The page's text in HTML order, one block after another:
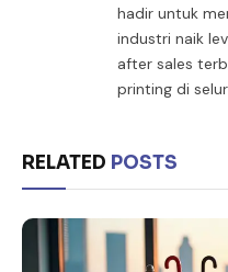
hadir untuk
industri naik
after sales
printing di
RELATED POSTS